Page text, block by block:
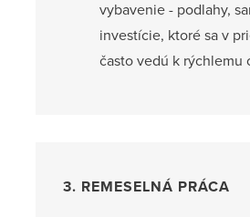
vybavenie - podlahy,
investície, ktoré sa v
často vedú k rýchlemu
3. REMESELNÁ PRÁCA